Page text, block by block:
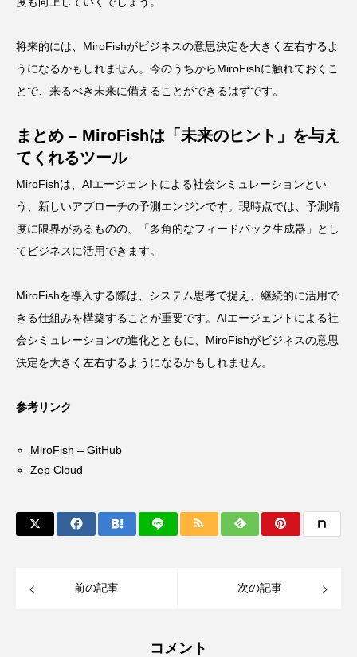
将来的には、MiroFishがビジネスの意思決定を大きく左右するよ
うになるかもしれません。今のうちからMiroFishに触れておくこ
とで、来るべき未来に備えることができるはずです。
まとめ – MiroFishは「未来のヒント」を与え
てくれるツール
MiroFishは、AIエージェントによる社会シミュレーションとい
う、新しいアプローチの予測エンジンです。現時点では、予測精
度に限界があるものの、「多角的なフィードバック生成器」とし
てビジネスに活用できます。
MiroFishを導入する際は、システム思考で捉え、継続的に活用で
きる仕組みを構築することが重要です。AIエージェントによる社
会シミュレーションの進化とともに、MiroFishがビジネスの意思
決定を大きく左右するようになるかもしれません。
参考リンク
MiroFish – GitHub
Zep Cloud
前の記事 次の記事
コメント